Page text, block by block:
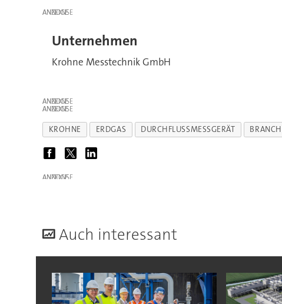
ANZEIGE
Unternehmen
Krohne Messtechnik GmbH
ANZEIGE
ANZEIGE
KROHNE ERDGAS DURCHFLUSSMESSGERÄT
ANZEIGE
Auch interessant